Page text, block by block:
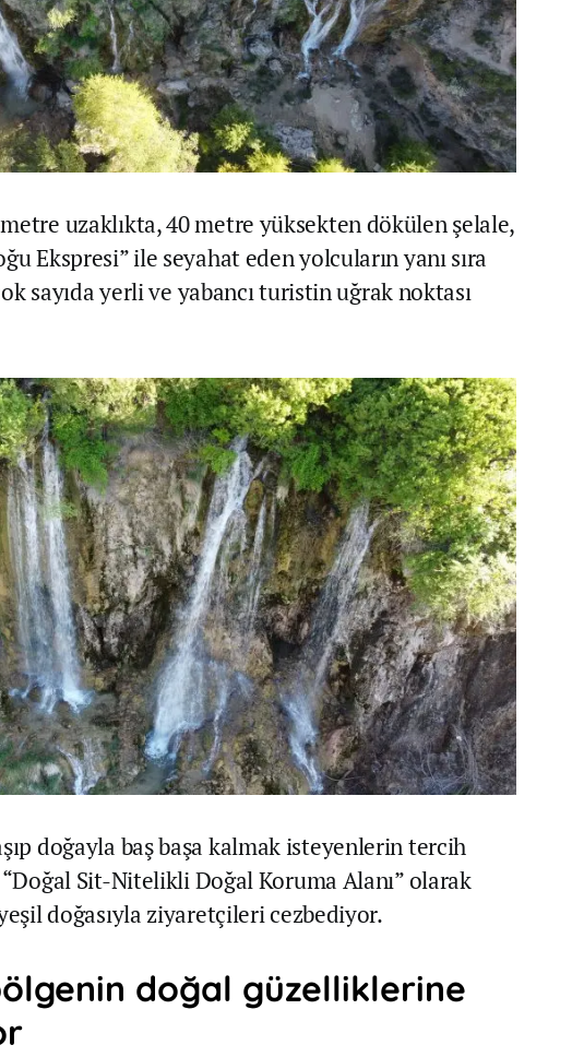
uzaklıkta, 40 metre yüksekten dökülen şelale,
Ekspresi” ile seyahat eden yolcuların yanı sıra
sayıda yerli ve yabancı turistin uğrak noktası
doğayla baş başa kalmak isteyenlerin tercih
Sit-Nitelikli Doğal Koruma Alanı” olarak
doğasıyla ziyaretçileri cezbediyor.
doğal güzelliklerine